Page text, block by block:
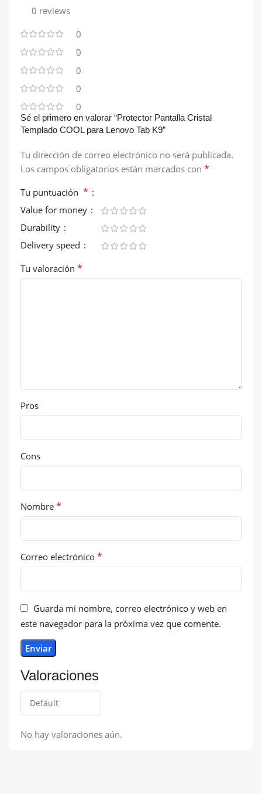
0 reviews
0
0
0
0
0
Valoraciones
No hay valoraciones aún.
Sé el primero en valorar “Protector Pantalla Cristal
Templado COOL para Lenovo Tab K9”
Tu dirección de correo electrónico no será publicada.
Los campos obligatorios están marcados con *
Tu puntuación *
Value for money
Durability
Delivery speed
Tu valoración *
Pros
Cons
Nombre *
Correo electrónico *
Guarda mi nombre, correo electrónico y web en
este navegador para la próxima vez que comente.